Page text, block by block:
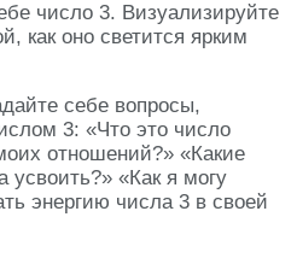
число 3. Визуализируйте
как оно светится ярким
себе вопросы,
3: «Что это число
отношений?» «Какие
усвоить?» «Как я могу
энергию числа 3 в своей